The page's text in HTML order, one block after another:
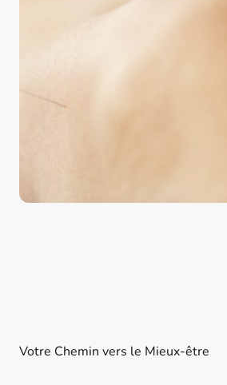
Votre Chemin vers le Mieux-être